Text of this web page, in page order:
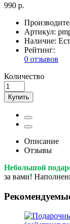
990 р.
Артикул:
Наличие:
Рейтинг:
0 отзывов
Количество
Купить
Описание
Отзывы
Небольшой
за вами!